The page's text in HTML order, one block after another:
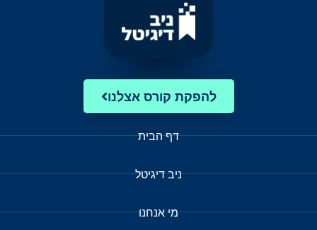
להפקת קורס אצלנו
דף הבית
ניב דיגיטל
מי אנחנו